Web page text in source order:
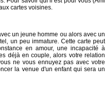
cartes voisines.
un jeune homme ou alors avec un
un peu immature. Cette carte peut
en amour, une incapacité à
déjà en couple, alors votre relation
ne vous ennuyez pas avec votre
la venue d'un enfant qui sera un